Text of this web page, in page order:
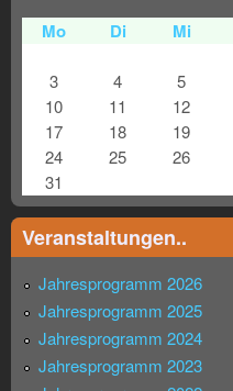
Mo Di Mi
3
4 5
10
11 12
17
18 19
24
25 26
31
Veranstaltungen..
Jahresprogramm 2026
Jahresprogramm 2025
Jahresprogramm 2024
Jahresprogramm 2023